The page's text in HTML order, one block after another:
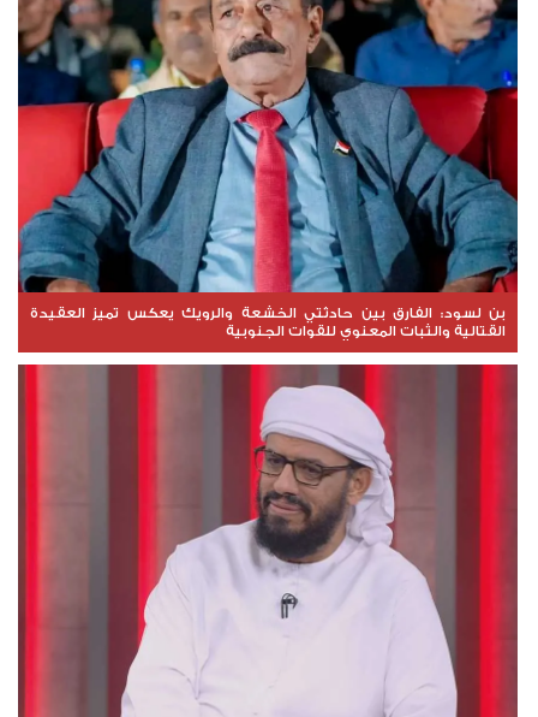
بن لسود: الفارق بين حادثتي الخشعة والرويك يعكس تميز العقيدة
القتالية والثبات المعنوي للقوات الجنوبية